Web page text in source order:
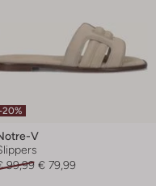
20%
V
99,99 € 79,99